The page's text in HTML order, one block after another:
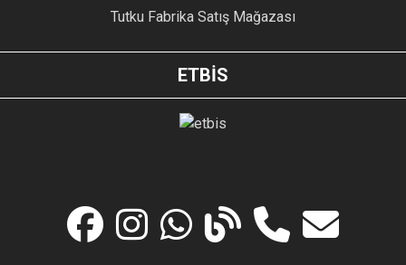
Tutku Fabrika Satış Mağazası
ETBİS